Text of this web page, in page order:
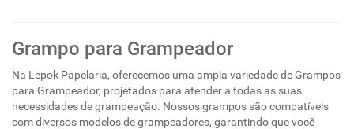
Grampo para Grampeador
Na Lepok Papelaria, oferecemos uma ampla variedade de Grampos
para Grampeador, projetados para atender a todas as suas
necessidades de grampeação. Nossos grampos são compatíveis
com diversos modelos de grampeadores, garantindo que você